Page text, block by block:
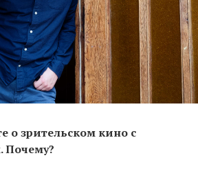
о зрительском кино с
Почему?